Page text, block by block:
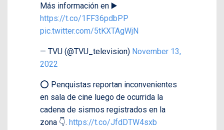
Más información en ▶️
https://t.co/1FF36pdbPP
pic.twitter.com/5tKXTAgWjN
— TVU (@TVU_television) November 13,
2022
⭕️ Penquistas reportan inconvenientes
en sala de cine luego de ocurrida la
cadena de sismos registrados en la
zona 👇. https://t.co/JfdDTW4sxb